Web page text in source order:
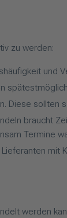
zu werden:
und
Diese
braucht
Termine
mit
werden